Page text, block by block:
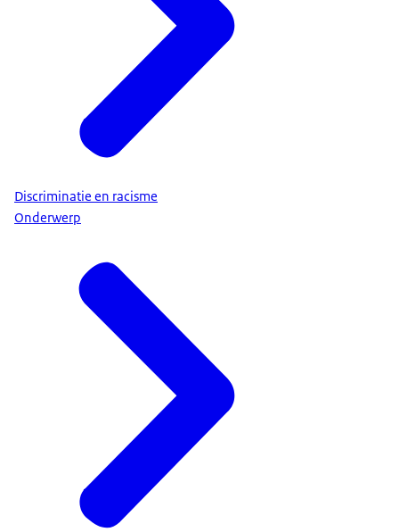
Discriminatie en racisme
Onderwerp